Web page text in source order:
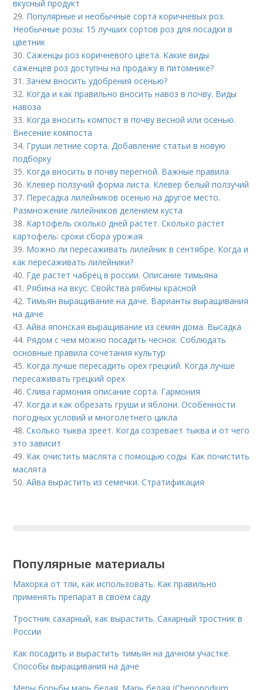
вкусный продукт
29. Популярные и необычные сорта коричневых роз.
Необычные розы: 15 лучших сортов роз для посадки в
цветник
30.Саженцы роз коричневого цвета. Какие виды
саженцев роз доступны на продажу в питомнике?
31.Зачем вносить удобрения осенью?
32. Когда и как правильно вносить навоз в почву. Виды
навоза
33. Когда вносить компост в почву весной или осенью.
Внесение компоста
34. Груши летние сорта. Добавление статьи в новую
подборку
35. Когда вносить в почву перегной. Важные правила
36. Клевер ползучий форма листа. Клевер белый ползучий
37. Пересадка лилейников осенью на другое место.
Размножение лилейников делением куста
38. Картофель сколько дней растет. Сколько растет
картофель: сроки сбора урожая
39. Можно ли пересаживать лилейник в сентябре. Когда и
как пересаживать лилейники?
40. Где растет чабрец в россии. Описание тимьяна
41. Рябина на вкус. Свойства рябины красной
42. Тимьян выращивание на даче. Варианты выращивания
на даче
43.Айва японская выращивание из семян дома. Высадка
44. Рядом с чем можно посадить чеснок. Соблюдать
основные правила сочетания культур
45. Когда лучше пересадить орех грецкий. Когда лучше
пересаживать грецкий орех
46.Слива гармония описание сорта. Гармония
47. Когда и как обрезать груши и яблони. Особенности
погодных условий и многолетнего цикла
48.Сколько тыква зреет. Когда созревает тыква и от чего
это зависит
49. Как очистить маслята с помощью соды. Как почистить
маслята
50.Айва вырастить из семечки. Стратификация
Популярные материалы
Махорка от тли, как использовать. Как правильно
применять препарат в своём саду
Тростник сахарный, как вырастить. Сахарный тростник в
России
Как посадить и вырастить тимьян на дачном участке.
Способы выращивания на даче